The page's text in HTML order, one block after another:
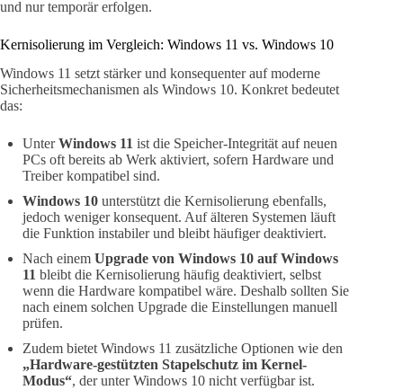
und nur temporär erfolgen.
Kernisolierung im Vergleich: Windows 11 vs. Windows 10
Windows 11 setzt stärker und konsequenter auf moderne
Sicherheitsmechanismen als Windows 10. Konkret bedeutet
das:
UnterWindows 11 ist die Speicher-Integrität auf neuen
PCs oft bereits ab Werk aktiviert, sofern Hardware und
Treiber kompatibel sind.
Windows 10 unterstützt die Kernisolierung ebenfalls,
jedoch weniger konsequent. Auf älteren Systemen läuft
die Funktion instabiler und bleibt häufiger deaktiviert.
Nach einem Upgrade von Windows 10 auf Windows
11 bleibt die Kernisolierung häufig deaktiviert, selbst
wenn die Hardware kompatibel wäre. Deshalb sollten Sie
nach einem solchen Upgrade die Einstellungen manuell
prüfen.
Zudem bietet Windows 11 zusätzliche Optionen wie den
„Hardware-gestützten Stapelschutz im Kernel-
Modus“, der unter Windows 10 nicht verfügbar ist.